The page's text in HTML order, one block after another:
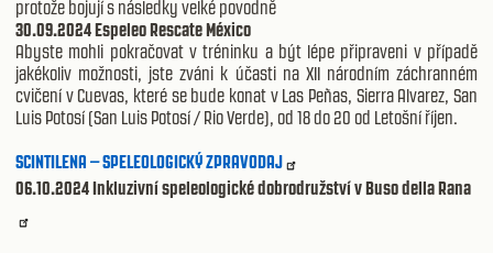
protože bojují s následky velké povodně
30.09.2024 Espeleo Rescate México
Abyste mohli pokračovat v tréninku a být lépe připraveni v případě
jakékoliv možnosti, jste zváni k účasti na XII národním záchranném
cvičení v Cuevas, které se bude konat v Las Peñas, Sierra Alvarez, San
Luis Potosí (San Luis Potosí / Rio Verde), od 18 do 20 od Letošní říjen.
SCINTILENA – SPELEOLOGICKÝ ZPRAVODAJ
06.10.2024Inkluzivní speleologické dobrodružství v Buso della Rana